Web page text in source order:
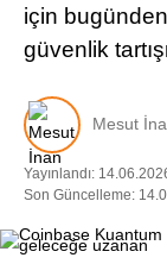
için
güvenlik
Mesut
Yayınlandı:
Son Güncelleme: